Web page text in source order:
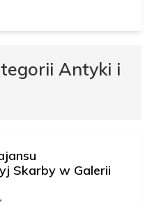
Antyki i
Skarby w Galerii